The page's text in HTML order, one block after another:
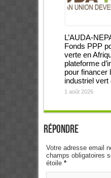
L’AUDA-
Fonds PPP
verte en
plateforme
pour financer
industriel vert
1 août 2026
Répondre
Votre adresse email
champs obligatoires
étoile *